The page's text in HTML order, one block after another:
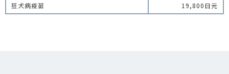
狂犬病疫苗
19,800日元